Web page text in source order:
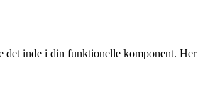
det inde i din funktionelle komponent.